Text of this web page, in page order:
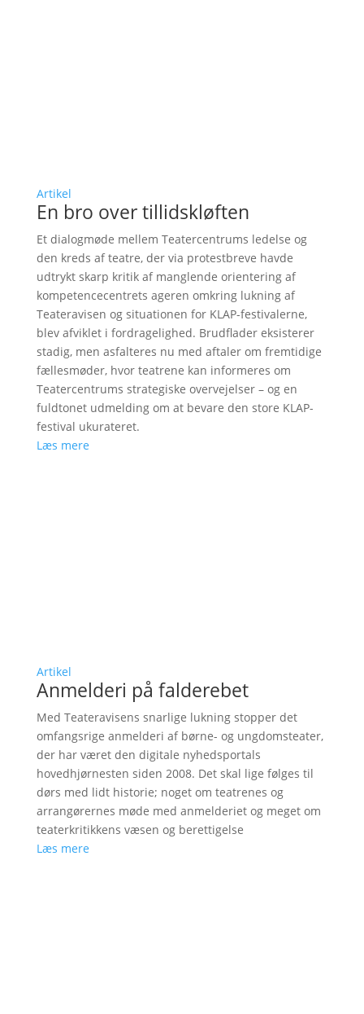
Artikel
En bro over tillidskløften
Et dialogmøde mellem Teatercentrums ledelse og
den kreds af teatre, der via protestbreve havde
udtrykt skarp kritik af manglende orientering af
kompetencecentrets ageren omkring lukning af
Teateravisen og situationen for KLAP-festivalerne,
blev afviklet i fordragelighed. Brudflader eksisterer
stadig, men asfalteres nu med aftaler om fremtidige
fællesmøder, hvor teatrene kan informeres om
Teatercentrums strategiske overvejelser – og en
fuldtonet udmelding om at bevare den store KLAP-
festival ukurateret.
Læs mere
Artikel
Anmelderi på falderebet
Med Teateravisens snarlige lukning stopper det
omfangsrige anmelderi af børne- og ungdomsteater,
der har været den digitale nyhedsportals
hovedhjørnesten siden 2008. Det skal lige følges til
dørs med lidt historie; noget om teatrenes og
arrangørernes møde med anmelderiet og meget om
teaterkritikkens væsen og berettigelse
Læs mere